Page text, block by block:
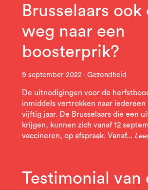
Brusselaars ook
weg naar een
boosterprik?
9 september 2022 Gezondheid
De uitnodigingen voor de
inmiddels vertrokken naar iedereen
vijftig jaar. De Brusselaars die een
krijgen, kunnen zich vanaf 12
vaccineren, op afspraak. Vanaf...
Testimonial van